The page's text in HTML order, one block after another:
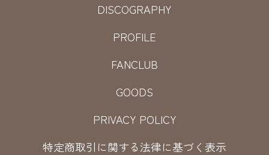
DISCOGRAPHY
PROFILE
FANCLUB
GOODS
PRIVACY POLICY
特定商取引に関する法律に基づく表示